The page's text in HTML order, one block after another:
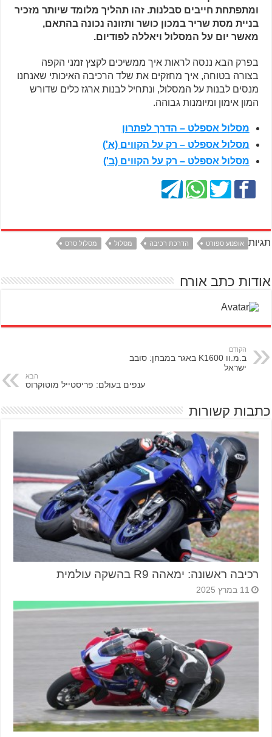
ומתפתחת חייבים סבלנות. זהו תהליך מלומד שיותר מזכיר
בניית מסת שריר במכון כושר ותזונה נכונה בהתאם,
מאשר יום על המסלול ויאללה לפודיום.
בפרק הבא ננסה לראות איך ממשיכים לקצץ זמני הקפה
בצורה בטוחה, איך מחזקים את שלד הרכיבה האיכותי שאנחנו
מנסים לבנות על המסלול, ונתחיל לבנות ארגז כלים שדורש
המון אימון ומיומנות גבוהה.
מסלול אספלט – הדרך לפתרון
מסלול אספלט – רק על הקווים (א')
מסלול אספלט – רק על הקווים (ב')
תגיות אופנוע ספורט הדרכת רכיבה מסלול מסלול סרס
אודות כתב אורח
הקודם
ב.מ.וו K1600 באגר במבחן: סובב
ישראל
הבא
ענפים בעולם: פריסטייל מוטוקרוס
כתבות קשורות
רכיבה ראשונה: ימאהה R9 בהשקה עולמית
11 במרץ 2025